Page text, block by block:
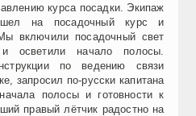
курса посадки. Экипаж
на посадочный курс и
включили посадочный свет
осветили начало полосы.
по ведению связи
запросил по-русски капитана
полосы и готовности к
правый лётчик радостно на